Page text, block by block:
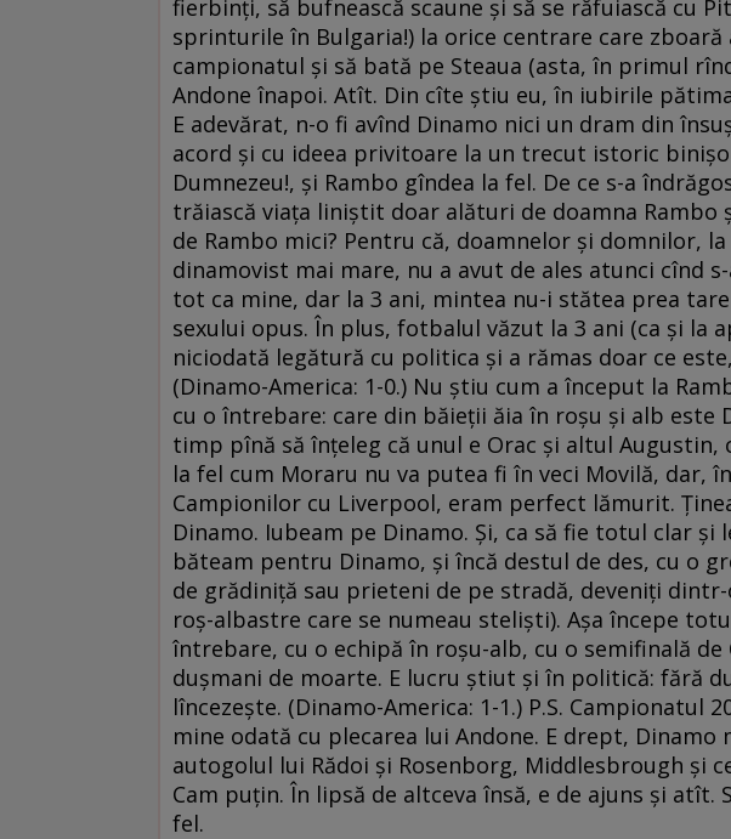
fierbinţi, să bufnească scaune şi să se răfuiască cu
sprinturile în Bulgaria!) la orice centrare care zboară
campionatul şi să bată pe Steaua (asta, în primul
Andone înapoi. Atît. Din cîte ştiu eu, în iubirile
E adevărat, n-o fi avînd Dinamo nici un dram din
acord şi cu ideea privitoare la un trecut istoric
Dumnezeu!, şi Rambo gîndea la fel. De ce s-a
trăiască viaţa liniştit doar alături de doamna Rambo
de Rambo mici? Pentru că, doamnelor şi domnilor,
dinamovist mai mare, nu a avut de ales atunci cînd
tot ca mine, dar la 3 ani, mintea nu-i stătea prea
sexului opus. În plus, fotbalul văzut la 3 ani (ca şi la
niciodată legătură cu politica şi a rămas doar ce
(Dinamo-America: 1-0.) Nu ştiu cum a început la
cu o întrebare: care din băieţii ăia în roşu şi alb este
timp pînă să înţeleg că unul e Orac şi altul Augustin,
la fel cum Moraru nu va putea fi în veci Movilă, dar,
Campionilor cu Liverpool, eram perfect lămurit.
Dinamo. Iubeam pe Dinamo. Şi, ca să fie totul clar
băteam pentru Dinamo, şi încă destul de des, cu o
de grădiniţă sau prieteni de pe stradă, deveniţi
roş-albastre care se numeau stelişti). Aşa începe
întrebare, cu o echipă în roşu-alb, cu o semifinală
duşmani de moarte. E lucru ştiut şi în politică: fără
lîncezeşte. (Dinamo-America: 1-1.) P.S. Campionatul
mine odată cu plecarea lui Andone. E drept, Dinamo
autogolul lui Rădoi şi Rosenborg, Middlesbrough şi
Cam puţin. În lipsă de altceva însă, e de ajuns şi atît.
fel.